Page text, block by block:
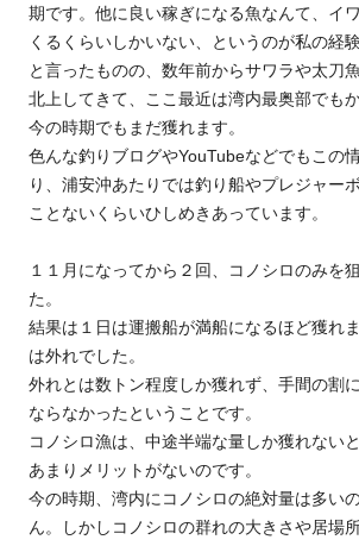
期です。他に良い稼ぎになる魚なんて、イ
くるくらいしかいない、というのが私の経験
と言ったものの、数年前からサワラや太刀
北上してきて、ここ最近は湾内最奥部でも
今の時期でもまだ獲れます。
色んな釣りブログやYouTubeなどでもこの
り、浦安沖あたりでは釣り船やプレジャー
ことないくらいひしめきあっています。
１１月になってから２回、コノシロのみを
た。
結果は１日は運搬船が満船になるほど獲れ
は外れでした。
外れとは数トン程度しか獲れず、手間の割
ならなかったということです。
コノシロ漁は、中途半端な量しか獲れない
あまりメリットがないのです。
今の時期、湾内にコノシロの絶対量は多い
ん。しかしコノシロの群れの大きさや居場